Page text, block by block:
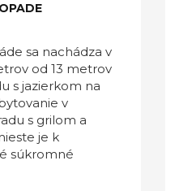
sa nachádza v
od 13 metrov
s jazierkom na
v
s grilom a
je k
súkromné